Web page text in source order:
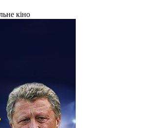
кіно